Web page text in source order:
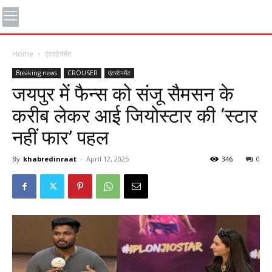
Home एंटरटेनमेंट
Breaking news CROUSER एंटरटेनमेंट
जयपुर में फैन्स को संजू सैमसन के
करीब लेकर आई जियोस्टार की ‘स्टार
नहीं फार’ पहल
By khabredinraat - April 12, 2025 0
346